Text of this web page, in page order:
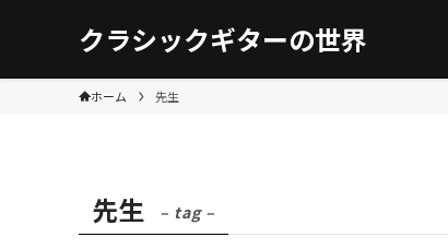
クラシックギターの世界
ホーム 先生
先生 – tag –